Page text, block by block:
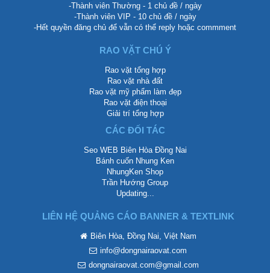
-Thành viên Thường - 1 chủ đề / ngày
-Thành viên VIP - 10 chủ đề / ngày
-Hết quyền đăng chủ để vẫn có thể reply hoặc commment
RAO VẶT CHÚ Ý
Rao vặt tổng hợp
Rao vặt nhà đất
Rao vặt mỹ phẩm làm đẹp
Rao vặt điện thoại
Giải trí tổng hợp
CÁC ĐỐI TÁC
Seo WEB Biên Hòa Đồng Nai
Bánh cuốn Nhung Ken
NhungKen Shop
Trần Hướng Group
Updating...
LIÊN HỆ QUẢNG CÁO BANNER & TEXTLINK
Biên Hòa, Đồng Nai, Việt Nam
info@dongnairaovat.com
dongnairaovat.com@gmail.com